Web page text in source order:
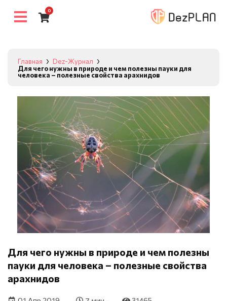
0
Главная
Dez-Журнал
Для чего нужны в природе и чем полезны пауки для
человека – полезные свойства арахнидов
Для чего нужны в природе и чем полезны
пауки для человека – полезные свойства
арахнидов